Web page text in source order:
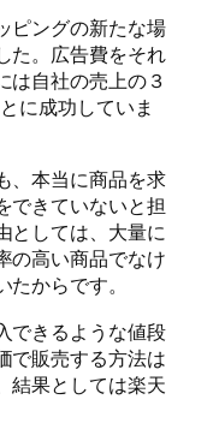
ピングの新たな場
た。広告費をそれ
は自社の売上の３
に成功していま
、本当に商品を求
できていないと担
としては、大量に
の高い商品でなけ
からです。
できるような値段
で販売する方法は
結果としては楽天